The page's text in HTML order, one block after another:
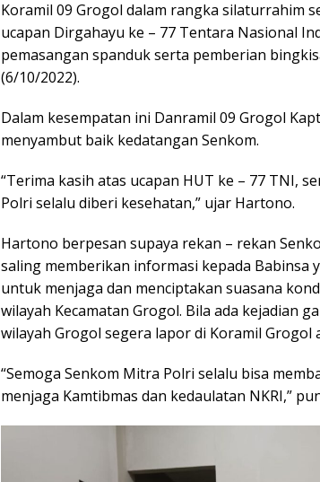
Koramil 09 Grogol dalam rangka silaturrahim
ucapan Dirgahayu ke – 77 Tentara Nasional
pemasangan spanduk serta pemberian
(6/10/2022).
Dalam kesempatan ini Danramil 09 Grogol
menyambut baik kedatangan Senkom.
“Terima kasih atas ucapan HUT ke – 77 TNI,
Polri selalu diberi kesehatan,” ujar Hartono.
Hartono berpesan supaya rekan – rekan
saling memberikan informasi kepada Babinsa
untuk menjaga dan menciptakan suasana
wilayah Kecamatan Grogol. Bila ada kejadian
wilayah Grogol segera lapor di Koramil Grogol
“Semoga Senkom Mitra Polri selalu bisa
menjaga Kamtibmas dan kedaulatan NKRI,”